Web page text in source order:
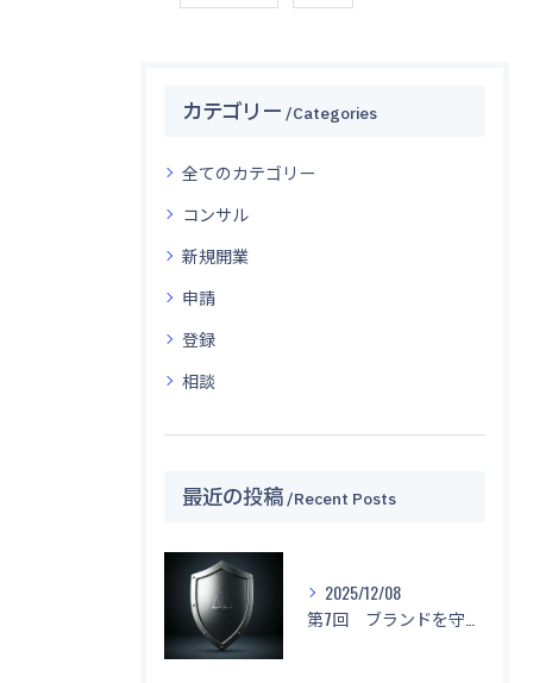
カテゴリー Categories
全てのカテゴリー
コンサル
新規開業
申請
登録
相談
最近の投稿 Recent Posts
2025/12/08